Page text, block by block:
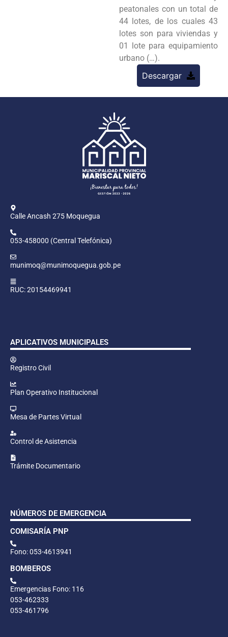
peatonales con un total de
44 lotes, de los cuales 43
lotes son para viviendas y
01 lote para equipamiento
urbano (…).
Descargar
Calle Ancash 275 Moquegua
053-458000 (Central Telefónica)
munimoq@munimoquegua.gob.pe
RUC: 20154469941
APLICATIVOS MUNICIPALES
Registro Civil
Plan Operativo Institucional
Mesa de Partes Virtual
Control de Asistencia
Trámite Documentario
NÚMEROS DE EMERGENCIA
COMISARÍA PNP
Fono: 053-4613941
BOMBEROS
Emergencias Fono: 116
053-462333
053-461796